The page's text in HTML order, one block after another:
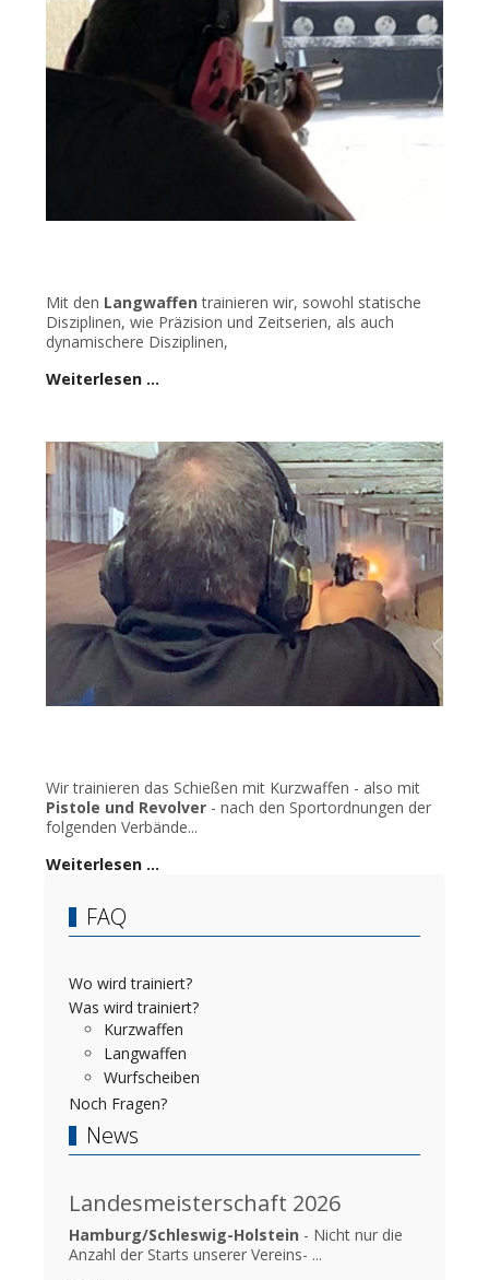
Mit den Langwaffen trainieren wir, sowohl statische
Disziplinen, wie Präzision und Zeitserien, als auch
dynamischere Disziplinen,
Weiterlesen …
Wir trainieren das Schießen mit Kurzwaffen - also mit
Pistole und Revolver - nach den Sportordnungen der
folgenden Verbände...
Weiterlesen …
FAQ
Wo wird trainiert?
Was wird trainiert?
Kurzwaffen
Langwaffen
Wurfscheiben
Noch Fragen?
News
Landesmeisterschaft 2026
Hamburg/Schleswig-Holstein - Nicht nur die
Anzahl der Starts unserer Vereins- ...